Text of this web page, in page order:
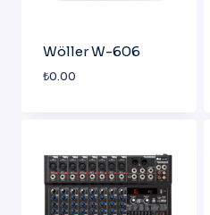
Wöller W-606
₺0.00